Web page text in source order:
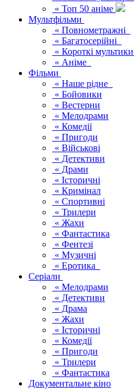
« Топ 50 аніме
Мультфільми
« Повнометражні
« Багатосерійні
« Короткі мультики
« Аніме
Фільми
« Наше рідне
« Бойовики
« Вестерни
« Мелодрами
« Комедії
« Пригоди
« Військові
« Детективи
« Драми
« Історичні
« Кримінал
« Спортивні
« Трилери
« Жахи
« Фантастика
« Фентезі
« Музичні
« Еротика
Серіали
« Мелодрами
« Детективи
« Драма
« Жахи
« Історичні
« Комедії
« Пригоди
« Трилери
« Фантастика
Документальне кіно